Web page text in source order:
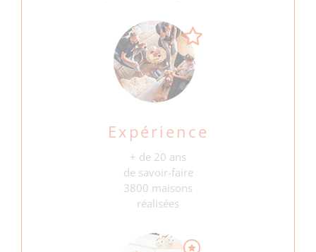
Expérience
+ de 20 ans
de savoir-faire
3800 maisons
réalisées